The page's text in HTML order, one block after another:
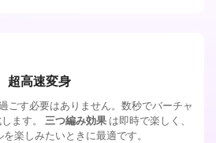
超高速変身
ごす必要はありません。数秒でバーチャ
ます。 三つ編み効果は即時で楽しく、
楽しみたいときに最適です。